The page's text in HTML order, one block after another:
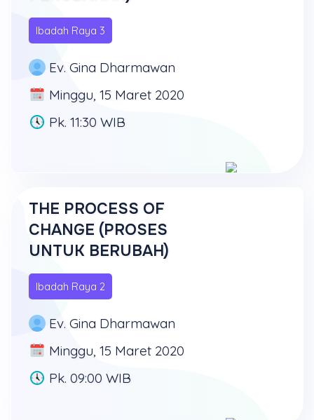
Ibadah Raya 3
Ev. Gina Dharmawan
Minggu, 15 Maret 2020
Pk. 11:30 WIB
THE PROCESS OF
CHANGE (PROSES
UNTUK BERUBAH)
Ibadah Raya 2
Ev. Gina Dharmawan
Minggu, 15 Maret 2020
Pk. 09:00 WIB